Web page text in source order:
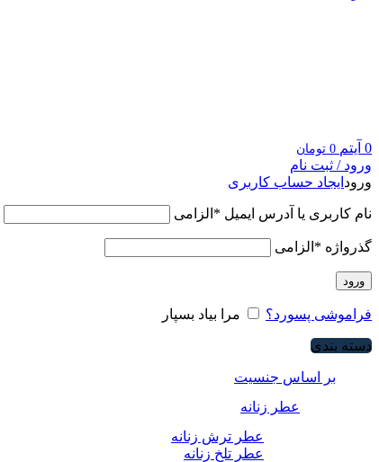
0 آیتم 0 تومان
ورود / ثبت نام
ورود ایجاد حساب کاربری
نام کاربری یا آدرس ایمیل * الزامی
گذرواژه * الزامی
ورود
فراموشی پسورد؟ مرا بیاد بسپار
دسته بندی
بر اساس جنسیت
عطر زنانه
عطر ترش زنانه
عطر تلخ زنانه